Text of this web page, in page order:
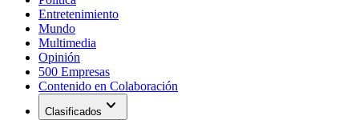
Entretenimiento
Mundo
Multimedia
Opinión
500 Empresas
Contenido en Colaboración
Clasificados expand_more